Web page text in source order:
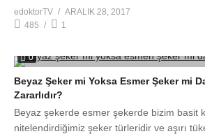
edoktorTV
ARALIK 28, 2017
485
1
0
Beyaz Şeker mi Yoksa Esmer Şeker mi
Zararlıdır?
Beyaz şekerde esmer şekerde bizim basit
nitelendirdiğimiz şeker türleridir ve aşırı